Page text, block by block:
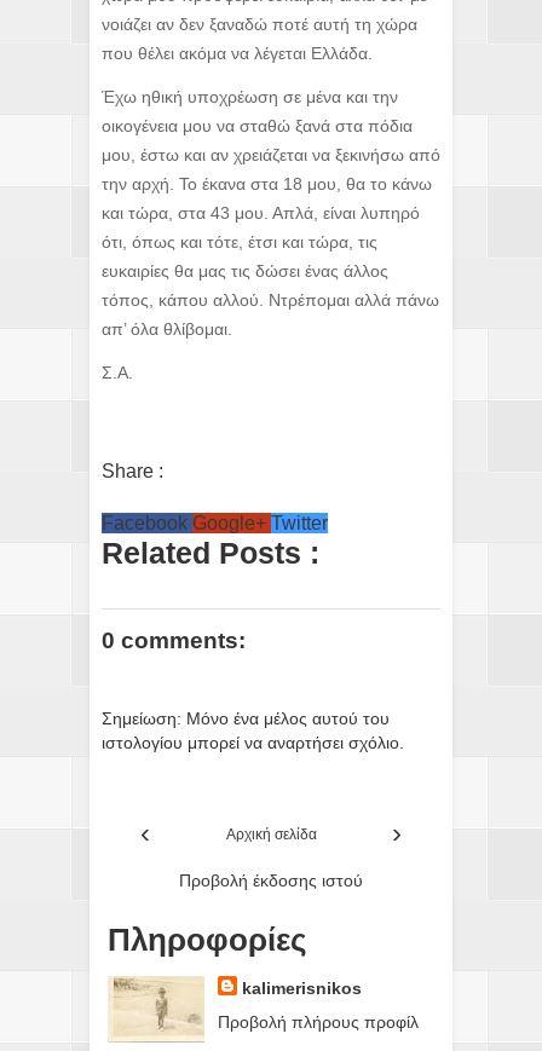
νοιάζει αν δεν ξαναδώ ποτέ αυτή τη χώρα
που θέλει ακόμα να λέγεται Ελλάδα.
Έχω ηθική υποχρέωση σε μένα και την
οικογένεια μου να σταθώ ξανά στα πόδια
μου, έστω και αν χρειάζεται να ξεκινήσω από
την αρχή. Το έκανα στα 18 μου, θα το κάνω
και τώρα, στα 43 μου. Απλά, είναι λυπηρό
ότι, όπως και τότε, έτσι και τώρα, τις
ευκαιρίες θα μας τις δώσει ένας άλλος
τόπος, κάπου αλλού. Ντρέπομαι αλλά πάνω
απ’ όλα θλίβομαι.
Σ.Α.
Share :
Facebook Google+ Twitter
Related Posts :
0 comments:
Σημείωση: Μόνο ένα μέλος αυτού του
ιστολογίου μπορεί να αναρτήσει σχόλιο.
‹ ›
Αρχική σελίδα
Προβολή έκδοσης ιστού
Πληροφορίες
kalimerisnikos
Προβολή πλήρους προφίλ